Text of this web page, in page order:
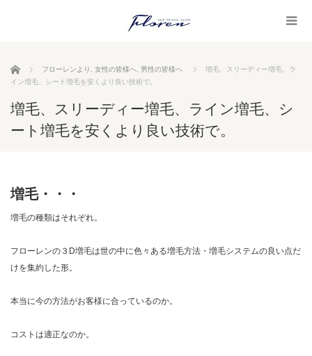
ホーム フローレンより 女性の皆様へ 男性の皆様へ
増毛、スリーディー増毛、ラ
イン増毛、シート増毛を安くより良い技術で。
増毛、スリーディー増毛、ライン増毛、シ
ート増毛を安くより良い技術で。
増毛・・・
増毛の種類はそれぞれ。
フローレンの３D増毛は世の中に色々ある増毛方法・増毛システムの良い点だ
けを集約した形。
本当に今の方法がお客様に合っているのか。
コストは適正なのか。